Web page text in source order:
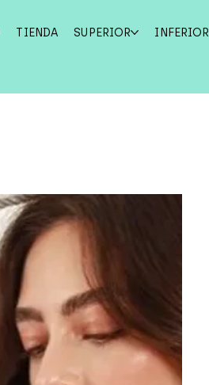
TIENDA SUPERIOR INFERIOR